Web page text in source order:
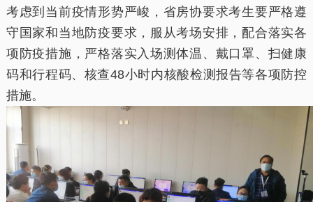
考虑到当前疫情形势严峻，省房协要求考生要严格遵
守国家和当地防疫要求，服从考场安排，配合落实各
项防疫措施，严格落实入场测体温、戴口罩、扫健康
码和行程码、核查48小时内核酸检测报告等各项防控
措施。